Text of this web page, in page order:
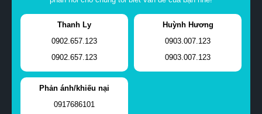
Thanh Ly
0902.657.123
0902.657.123
Huỳnh Hương
0903.007.123
0903.007.123
Phản ánh/khiếu nại
0917686101